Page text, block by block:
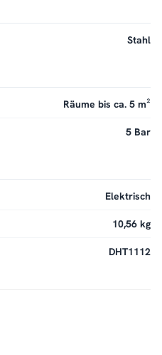
Stahl
Räume bis ca. 5 m²
5 Bar
Elektrisch
10,56 kg
DHT1112